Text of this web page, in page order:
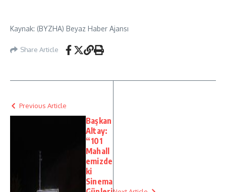
Kaynak: (BYZHA) Beyaz Haber Ajansı
Share Article
Previous Article
Başkan
Altay:
“101
Mahall
emizde
ki
Sinema